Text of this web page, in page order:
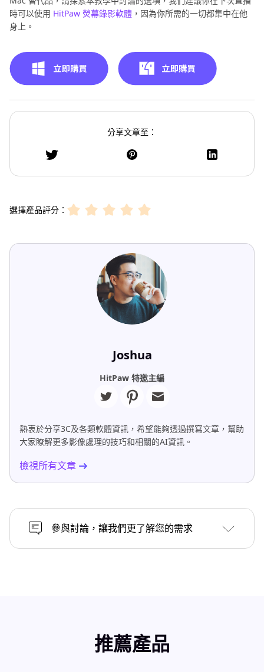
時可以使用 HitPaw 熒幕錄影軟體 ，因為你所需的一切都集中在他
身上。
分享文章至：
選擇產品評分：
Joshua
HitPaw 特邀主編
熱衷於分享3C及各類軟體資訊，希望能夠透過撰寫文章，幫助
大家瞭解更多影像處理的技巧和相關的AI資訊。
檢視所有文章
參與討論，讓我們更了解您的需求
推薦產品